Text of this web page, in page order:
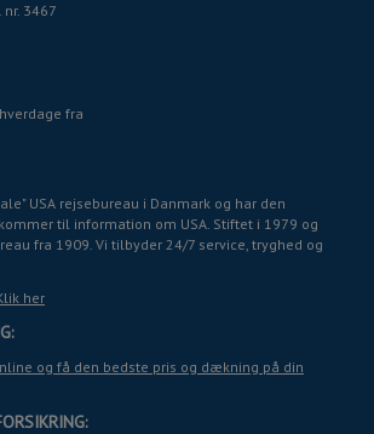
3467
fra
USA rejsebureau i Danmark og har den
til information om USA. Stiftet i 1979 og
fra 1909. Vi tilbyder 24/7 service, tryghed og
her
og få den bedste pris og dækning på din